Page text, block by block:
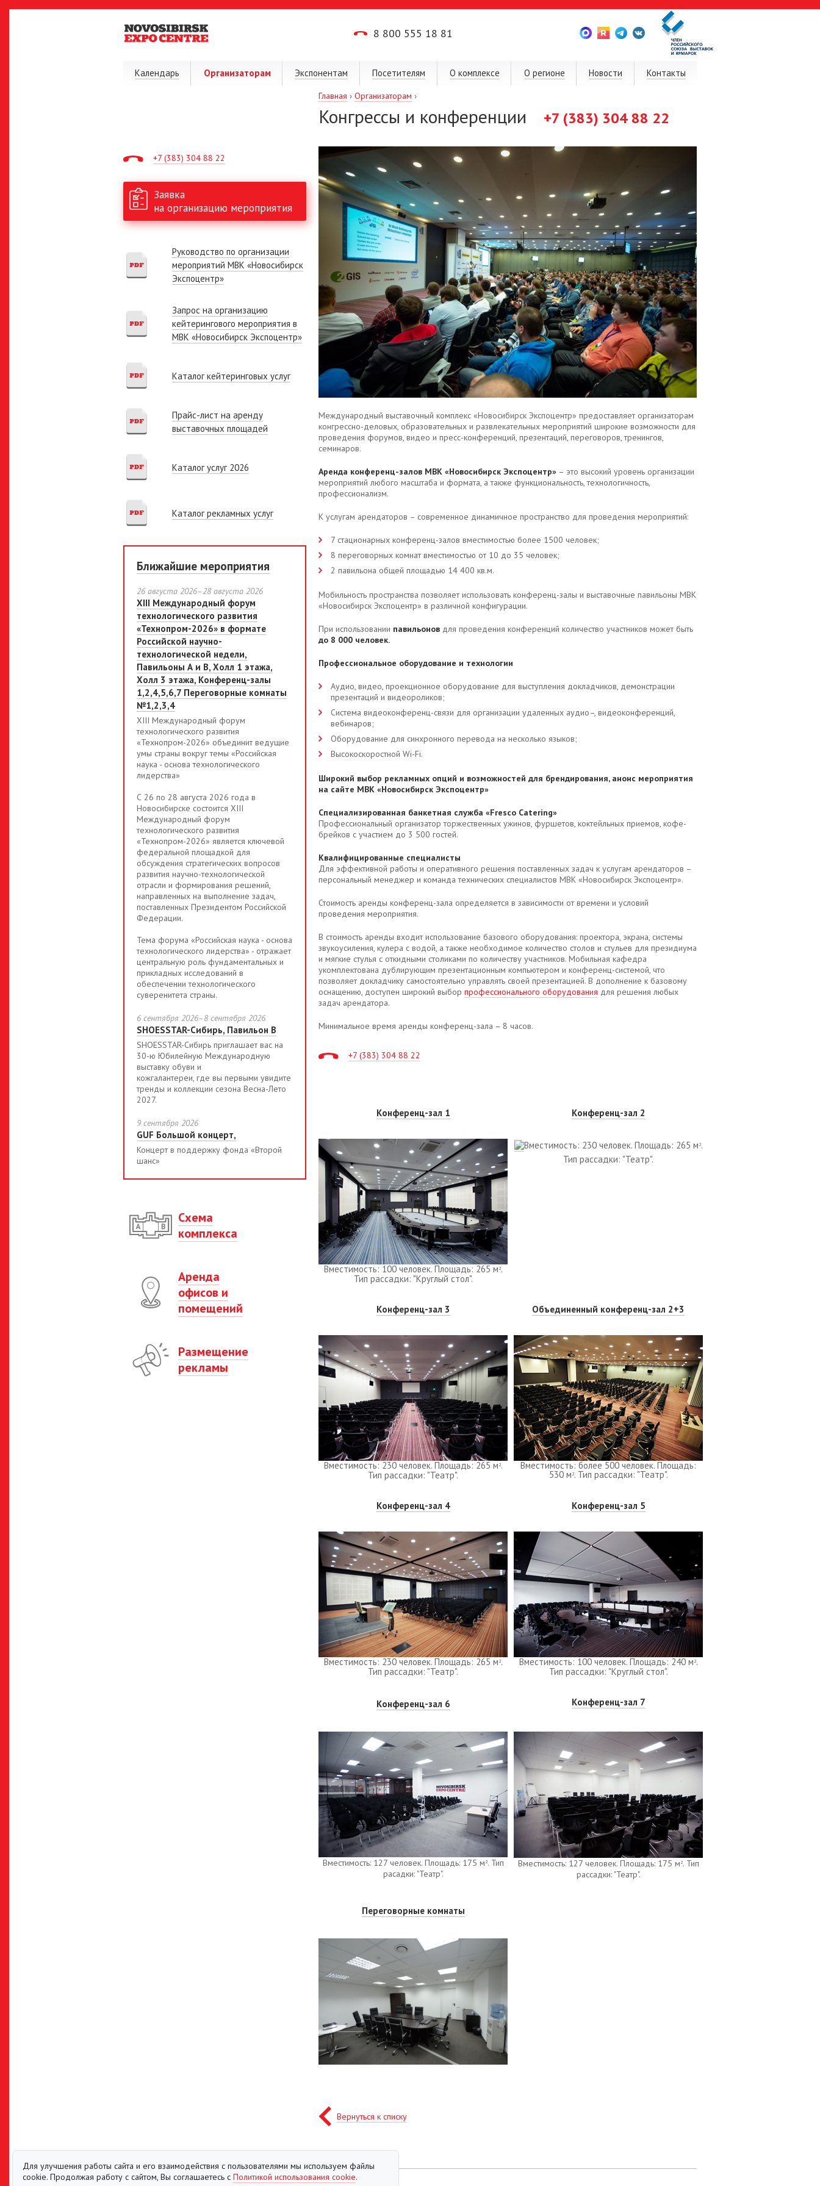
8 800 555 18 81
Календарь Организаторам Экспонентам Посетителям О комплексе О регионе Новости Контакты
Главная › Организаторам ›
Конгрессы и конференции +7 (383) 304 88 22
+7 (383) 304 88 22
Заявка
на организацию мероприятия
Международный выставочный комплекс «Новосибирск Экспоцентр» предоставляет организаторам
конгрессно-деловых, образовательных и развлекательных мероприятий широкие возможности для
проведения форумов, видео и пресс-конференций, презентаций, переговоров, тренингов,
семинаров.
Аренда конференц-залов МВК «Новосибирск Экспоцентр» – это высокий уровень организации
мероприятий любого масштаба и формата, а также функциональность, технологичность,
профессионализм.
К услугам арендаторов – современное динамичное пространство для проведения мероприятий:
7 стационарных конференц-залов вместимостью более 1500 человек;
8 переговорных комнат вместимостью от 10 до 35 человек;
2 павильона общей площадью 14 400 кв.м.
Мобильность пространства позволяет использовать конференц-залы и выставочные павильоны МВК
«Новосибирск Экспоцентр» в различной конфигурации.
При использовании павильонов для проведения конференций количество участников может быть
до 8 000 человек.
Профессиональное оборудование и технологии
Аудио, видео, проекционное оборудование для выступления докладчиков, демонстрации
презентаций и видеороликов;
Система видеоконференц-связи для организации удаленных аудио–, видеоконференций,
вебинаров;
Оборудование для синхронного перевода на несколько языков;
Высокоскоростной Wi-Fi.
Широкий выбор рекламных опций и возможностей для брендирования, анонс мероприятия
на сайте МВК «Новосибирск Экспоцентр»
Специализированная банкетная служба «Fresco Catering»
Профессиональный организатор торжественных ужинов, фуршетов, коктейльных приемов, кофе-
брейков с участием до 3 500 гостей.
Квалифицированные специалисты
Для эффективной работы и оперативного решения поставленных задач к услугам арендаторов –
персональный менеджер и команда технических специалистов МВК «Новосибирск Экспоцентр».
Стоимость аренды конференц-зала определяется в зависимости от времени и условий
проведения мероприятия.
В стоимость аренды входит использование базового оборудования: проектора, экрана, системы
звукоусиления, кулера с водой, а также необходимое количество столов и стульев для президиума
и мягкие стулья с откидными столиками по количеству участников. Мобильная кафедра
укомплектована дублирующим презентационным компьютером и конференц-системой, что
позволяет докладчику самостоятельно управлять своей презентацией. В дополнение к базовому
оснащению, доступен широкий выбор профессионального оборудования для решения любых
задач арендатора.
Минимальное время аренды конференц-зала – 8 часов.
+7 (383) 304 88 22
Конференц-зал 1 Конференц-зал 2
Вместимость: 100 человек. Площадь: 265 м 2.
Тип рассадки: "Круглый стол".
Вместимость: 230 человек. Площадь: 265 м 2.
Тип рассадки: "Театр".
Конференц-зал 3 Объединенный конференц-зал 2+3
Вместимость: 230 человек. Площадь: 265 м 2.
Тип рассадки: "Театр".
Вместимость: более 500 человек. Площадь:
530 м 2. Тип рассадки: "Театр".
Конференц-зал 4 Конференц-зал 5
Вместимость: 230 человек. Площадь: 265 м 2.
Тип рассадки: "Театр".
Вместимость: 100 человек. Площадь: 240 м 2.
Тип рассадки: "Круглый стол".
Конференц-зал 6 Конференц-зал 7
Вместимость: 127 человек. Площадь: 175 м 2. Тип
расадки: "Театр".
Вместимость: 127 человек. Площадь: 175 м 2. Тип
рассадки: "Театр".
Переговорные комнаты
Вернуться к списку
Руководство по организации
мероприятий МВК «Новосибирск
Экспоцентр»
Запрос на организацию
кейтерингового мероприятия в
МВК «Новосибирск Экспоцентр»
Каталог кейтеринговых услуг
Прайс-лист на аренду
выставочных площадей
Каталог услуг 2026
Каталог рекламных услуг
Ближайшие мероприятия
26 августа 2026–28 августа 2026
XIII Международный форум
технологического развития
«Технопром-2026» в формате
Российской научно-
технологической недели,
Павильоны А и В, Холл 1 этажа,
Холл 3 этажа, Конференц-залы
1,2,4,5,6,7 Переговорные комнаты
№1,2,3,4
XIII Международный форум
технологического развития
«Технопром-2026» объединит ведущие
умы страны вокруг темы «Российская
наука - основа технологического
лидерства»
С 26 по 28 августа 2026 года в
Новосибирске состоится XIII
Международный форум
технологического развития
«Технопром-2026» является ключевой
федеральной площадкой для
обсуждения стратегических вопросов
развития научно-технологической
отрасли и формирования решений,
направленных на выполнение задач,
поставленных Президентом Российской
Федерации.
Тема форума «Российская наука - основа
технологического лидерства» - отражает
центральную роль фундаментальных и
прикладных исследований в
обеспечении технологического
суверенитета страны.
6 сентября 2026–8 сентября 2026
SHOESSTAR-Сибирь, Павильон B
SHOESSTAR-Сибирь приглашает вас на
30-ю Юбилейную Международную
выставку обуви и
кожгалантереи, где вы первыми увидите
тренды и коллекции сезона Весна-Лето
2027.
9 сентября 2026
GUF Большой концерт,
Концерт в поддержку фонда «Второй
шанс»
Схема
комплекса
Аренда
офисов и
помещений
Размещение
рекламы
Для улучшения работы сайта и его взаимодействия с пользователями мы используем файлы
cookie. Продолжая работу с сайтом, Вы соглашаетесь с Политикой использования cookie.